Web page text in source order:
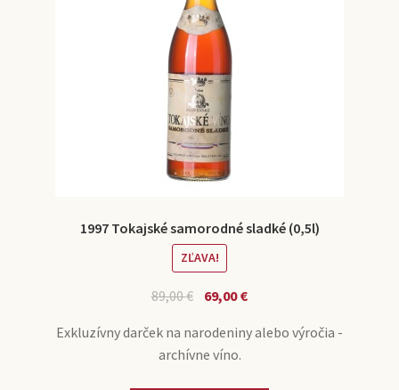
1997 Tokajské samorodné sladké (0,5l)
ZĽAVA!
89,00€ 69,00€
Exkluzívny darček na narodeniny alebo výročia -
archívne víno.